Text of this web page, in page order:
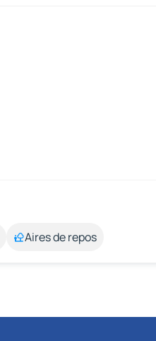
Aires de repos